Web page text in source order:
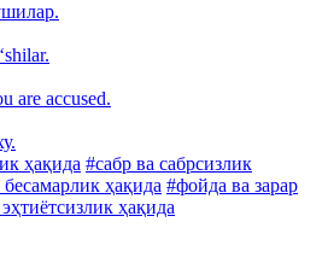
are accused.
ҳақида #сабр ва сабрсизлик
ҳақида #фойда ва зарар
ҳақида